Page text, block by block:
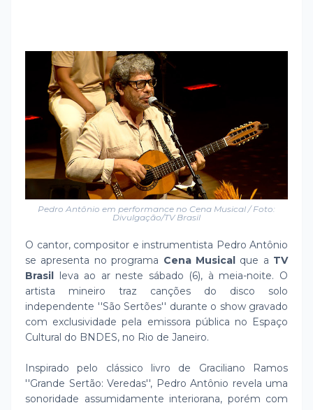
Pedro Antônio em performance no Cena Musical / Foto:
Divulgação/TV Brasil
O cantor, compositor e instrumentista Pedro Antônio
se apresenta no programa Cena Musicalque a TV
Brasil leva ao ar neste sábado (6), à meia-noite. O
artista mineiro traz canções do disco solo
independente ''São Sertões'' durante o show gravado
com exclusividade pela emissora pública no Espaço
Cultural do BNDES, no Rio de Janeiro.
Inspirado pelo clássico livro de Graciliano Ramos
''Grande Sertão: Veredas'', Pedro Antônio revela uma
sonoridade assumidamente interiorana, porém com